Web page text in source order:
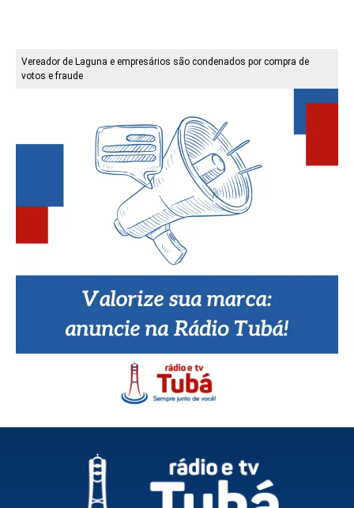
Vereador de Laguna e empresários são condenados por compra de
votos e fraude